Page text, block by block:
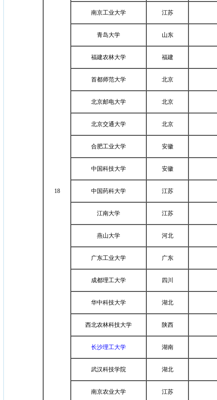
18
南京工业大学 江苏
青岛大学 山东
福建农林大学 福建
首都师范大学 北京
北京邮电大学 北京
北京交通大学 北京
合肥工业大学 安徽
中国科技大学 安徽
中国药科大学 江苏
江南大学 江苏
燕山大学 河北
广东工业大学 广东
成都理工大学 四川
华中科技大学 湖北
西北农林科技大学 陕西
长沙理工大学 湖南
武汉科技学院 湖北
南京农业大学 江苏